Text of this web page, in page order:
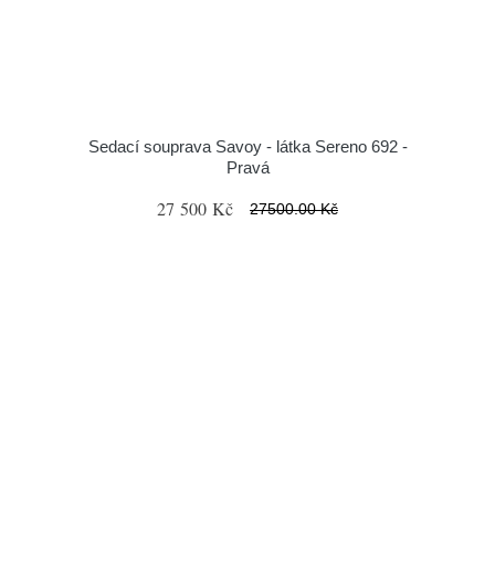
Sedací souprava Savoy - látka Sereno 692 -
Pravá
27 500 Kč 27500.00 Kč